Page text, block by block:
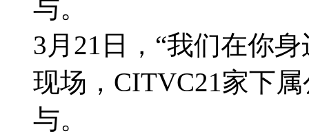
与。
3月21日，“我们在你
现场，CITVC21家下
与。